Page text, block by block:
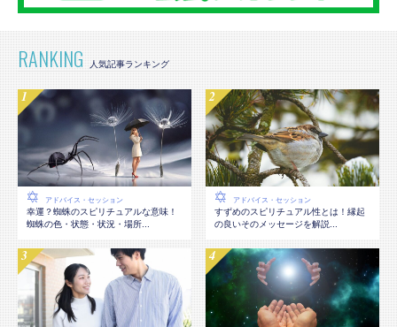
RANKING
アドバイス・セッション
幸運？蜘蛛のスピリチュアルな意味！
蜘蛛の色・状態・状況・場所...
アドバイス・セッション
すずめのスピリチュアル性とは！縁起
の良いそのメッセージを解説...